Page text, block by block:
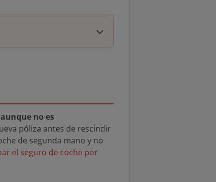
aunque no es
póliza antes de rescindir
de segunda mano y no
el seguro de coche por